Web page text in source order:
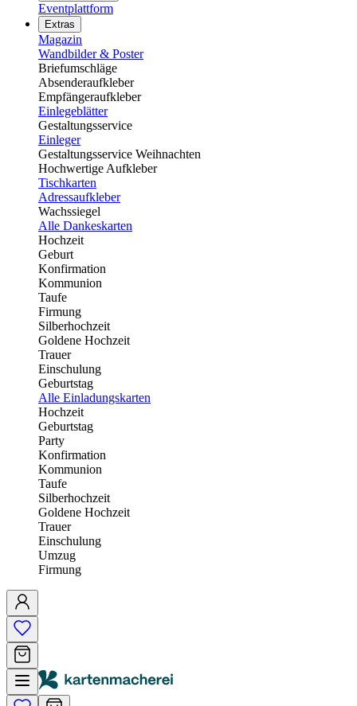
Eventplattform
Extras
Magazin
Wandbilder & Poster
Briefumschläge
Absenderaufkleber
Empfängeraufkleber
Einlegeblätter
Gestaltungsservice
Einleger
Gestaltungsservice Weihnachten
Hochwertige Aufkleber
Tischkarten
Adressaufkleber
Wachssiegel
Alle Dankeskarten
Hochzeit
Geburt
Konfirmation
Kommunion
Taufe
Firmung
Silberhochzeit
Goldene Hochzeit
Trauer
Einschulung
Geburtstag
Alle Einladungskarten
Hochzeit
Geburtstag
Party
Konfirmation
Kommunion
Taufe
Silberhochzeit
Goldene Hochzeit
Trauer
Einschulung
Umzug
Firmung